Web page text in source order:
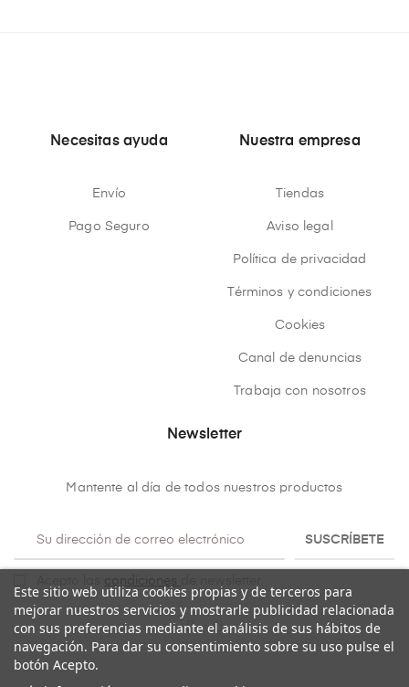
Necesitas ayuda
Envío
Pago Seguro
Nuestra empresa
Tiendas
Aviso legal
Política de privacidad
Términos y condiciones
Cookies
Canal de denuncias
Trabaja con nosotros
Newsletter
Mantente al día de todos nuestros productos
SUSCRÍBETE
condiciones
Este sitio web utiliza cookies propias y de terceros para
mejorar nuestros servicios y mostrarle publicidad relacionada
con sus preferencias mediante el análisis de sus hábitos de
navegación. Para dar su consentimiento sobre su uso pulse el
botón Acepto.